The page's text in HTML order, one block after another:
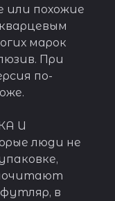
или похожие
марок
При
по-
И
люди не
в